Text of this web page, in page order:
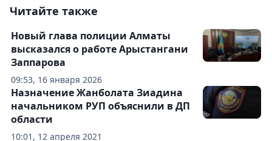
Читайте также
09:53, 16 января 2026
Новый глава полиции Алматы
высказался о работе Арыстангани
Заппарова
10:01, 12 апреля 2021
Назначение Жанболата Зиадина
начальником РУП объяснили в ДП
области